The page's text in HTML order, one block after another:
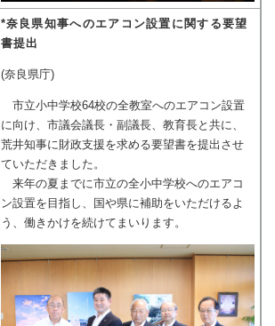
*奈良県知事へのエアコン設置に関する要望
書提出
(奈良県庁)
市立小中学校64校の全教室へのエアコン設置
に向け、市議会議長・副議長、教育長と共に、
荒井知事に財政支援を求める要望書を提出させ
ていただきました。
来年の夏までに市立の全小中学校へのエアコ
ン設置を目指し、国や県に補助をいただけるよ
う、働きかけを続けてまいります。